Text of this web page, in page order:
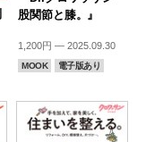
股関節と膝。』
1,200円 — 2025.09.30
MOOK 電子版あり